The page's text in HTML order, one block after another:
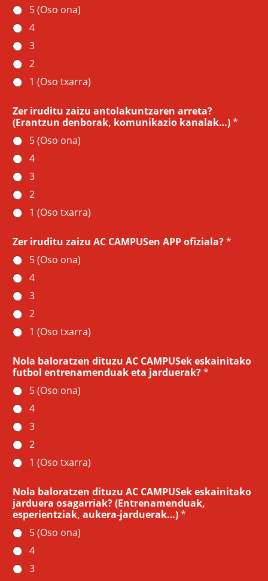
5 (Oso ona)
4
3
2
1 (Oso txarra)
Zer iruditu zaizu antolakuntzaren arreta?
(Erantzun denborak, komunikazio kanalak…)*
5 (Oso ona)
4
3
2
1 (Oso txarra)
Zer iruditu zaizu AC CAMPUSen APP ofiziala?*
5 (Oso ona)
4
3
2
1 (Oso txarra)
Nola baloratzen dituzu AC CAMPUSek eskainitako
futbol entrenamenduak eta jarduerak?*
5 (Oso ona)
4
3
2
1 (Oso txarra)
Nola baloratzen dituzu AC CAMPUSek eskainitako
jarduera osagarriak? (Entrenamenduak,
esperientziak, aukera-jarduerak…)*
5 (Oso ona)
4
3